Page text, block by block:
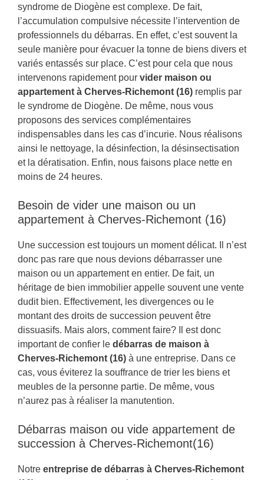
syndrome de Diogène est complexe. De fait,
l’accumulation compulsive nécessite l’intervention de
professionnels du débarras. En effet, c’est souvent la
seule manière pour évacuer la tonne de biens divers et
variés entassés sur place. C’est pour cela que nous
intervenons rapidement pour vider maison ou
appartement à Cherves-Richemont (16) remplis par
le syndrome de Diogène. De même, nous vous
proposons des services complémentaires
indispensables dans les cas d’incurie. Nous réalisons
ainsi le nettoyage, la désinfection, la désinsectisation
et la dératisation. Enfin, nous faisons place nette en
moins de 24 heures.
Besoin de vider une maison ou un
appartement à Cherves-Richemont (16)
Une succession est toujours un moment délicat. Il n’est
donc pas rare que nous devions débarrasser une
maison ou un appartement en entier. De fait, un
héritage de bien immobilier appelle souvent une vente
dudit bien. Effectivement, les divergences ou le
montant des droits de succession peuvent être
dissuasifs. Mais alors, comment faire? Il est donc
important de confier le débarras de maison à
Cherves-Richemont (16) à une entreprise. Dans ce
cas, vous éviterez la souffrance de trier les biens et
meubles de la personne partie. De même, vous
n’aurez pas à réaliser la manutention.
Débarras maison ou vide appartement de
succession à Cherves-Richemont(16)
Notre entreprise de débarras à Cherves-Richemont